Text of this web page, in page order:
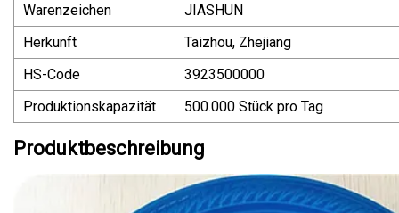
Warenzeichen
JIASHUN
Herkunft
Taizhou, Zhejiang
HS-Code
3923500000
Produktionskapazität
500.000 Stück pro Tag
Produktbeschreibung